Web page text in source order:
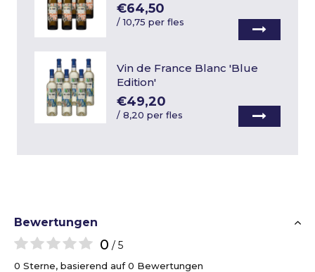
€64,50
/10,75 per fles
Vin de France Blanc 'Blue
Edition'
€49,20
/8,20 per fles
Bewertungen
0 / 5
0 Sterne, basierend auf 0 Bewertungen